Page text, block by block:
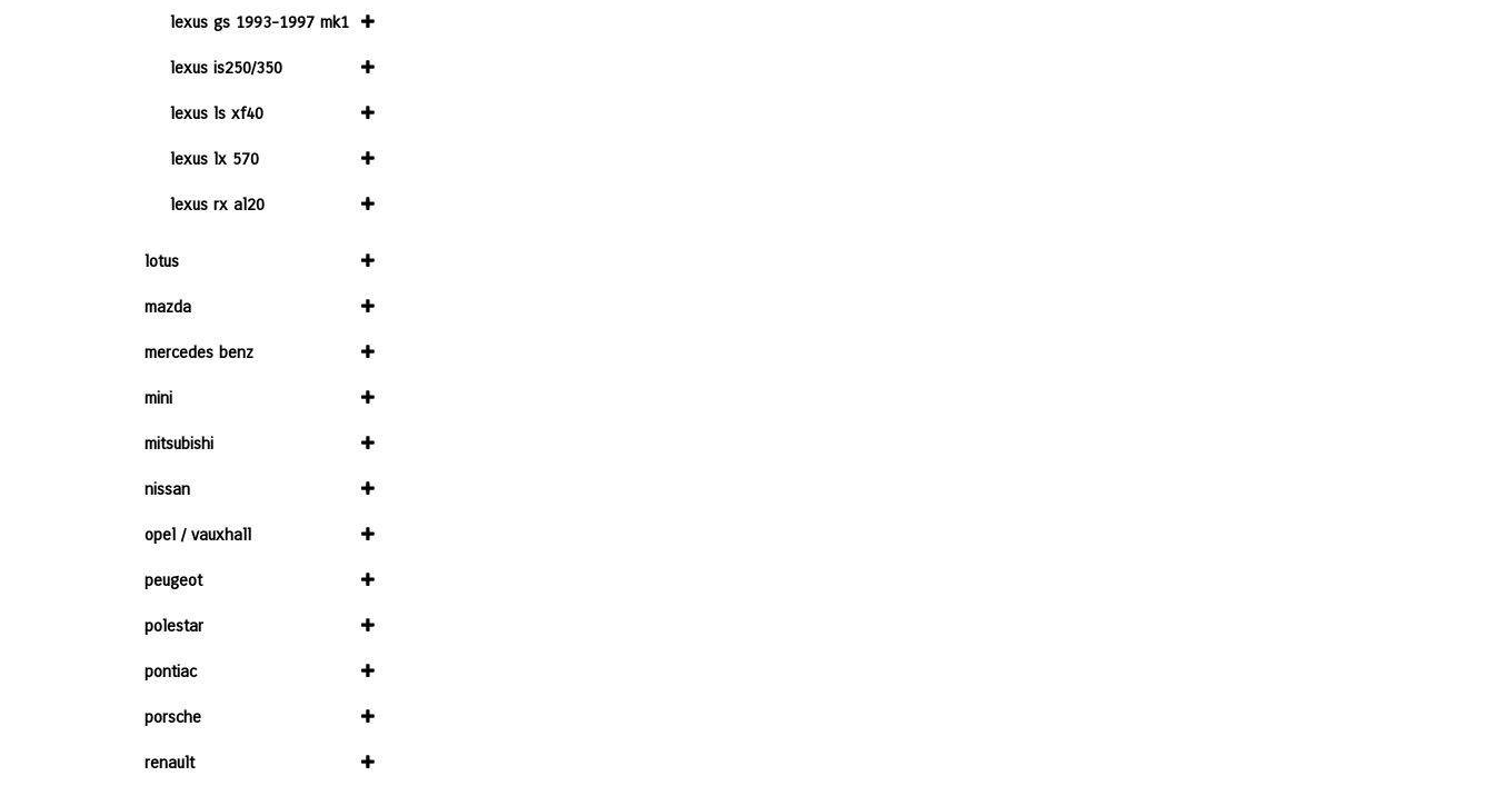
lexus gs 1993-1997 mk1
lexus is250/350
lexus ls xf40
lexus lx 570
lexus rx al20
lotus
mazda
mercedes benz
mini
mitsubishi
nissan
opel / vauxhall
peugeot
polestar
pontiac
porsche
renault